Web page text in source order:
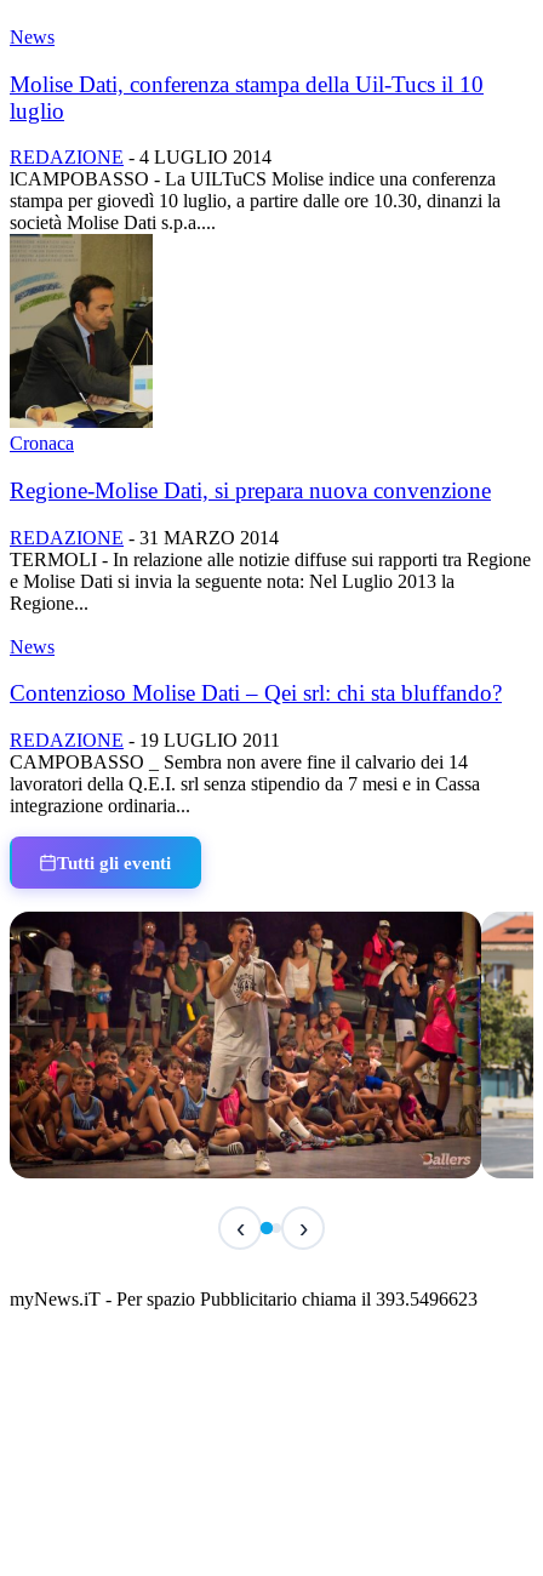
News
Molise Dati, conferenza stampa della Uil-Tucs il 10
luglio
REDAZIONE - 4 LUGLIO 2014
lCAMPOBASSO - La UILTuCS Molise indice una conferenza
stampa per giovedì 10 luglio, a partire dalle ore 10.30, dinanzi la
società Molise Dati s.p.a....
Cronaca
Regione-Molise Dati, si prepara nuova convenzione
REDAZIONE - 31 MARZO 2014
TERMOLI - In relazione alle notizie diffuse sui rapporti tra Regione
e Molise Dati si invia la seguente nota: Nel Luglio 2013 la
Regione...
News
Contenzioso Molise Dati – Qei srl: chi sta bluffando?
REDAZIONE - 19 LUGLIO 2011
CAMPOBASSO _ Sembra non avere fine il calvario dei 14
lavoratori della Q.E.I. srl senza stipendio da 7 mesi e in Cassa
integrazione ordinaria...
Tutti gli eventi
Classic Contest 3vs3 Memorial Michele
📅 6 Agosto 2026 · 09:00 · 📍 Lungomare C. Colombo
‹ ›
myNews.iT - Per spazio Pubblicitario chiama il 393.5496623